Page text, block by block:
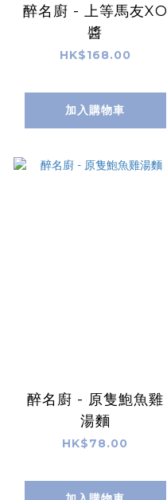
醉名廚 - 上等馬友XO
醬
HK$168.00
加入購物車
醉名廚 - 原隻鮑魚雞
湯麵
HK$78.00